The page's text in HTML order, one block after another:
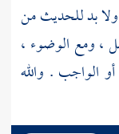
بد للحديث من
، ومع الوضوء ،
الواجب . والله